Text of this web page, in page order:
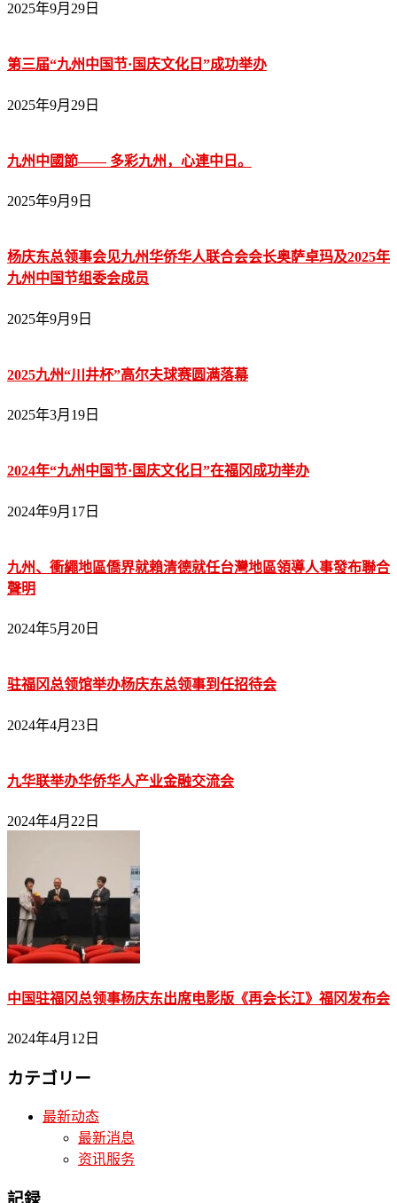
2025年9月29日
第三届“九州中国节·国庆文化日”成功举办
2025年9月29日
九州中國節—— 多彩九州，心連中日。
2025年9月9日
杨庆东总领事会见九州华侨华人联合会会长奥萨卓玛及2025年
九州中国节组委会成员
2025年9月9日
2025九州“川井杯”高尔夫球赛圆满落幕
2025年3月19日
2024年“九州中国节·国庆文化日”在福冈成功举办
2024年9月17日
九州、衝繩地區僑界就賴清德就任台灣地區領導人事發布聯合
聲明
2024年5月20日
驻福冈总领馆举办杨庆东总领事到任招待会
2024年4月23日
九华联举办华侨华人产业金融交流会
2024年4月22日
中国驻福冈总领事杨庆东出席电影版《再会长江》福冈发布会
2024年4月12日
カテゴリー
最新动态
最新消息
资讯服务
記録